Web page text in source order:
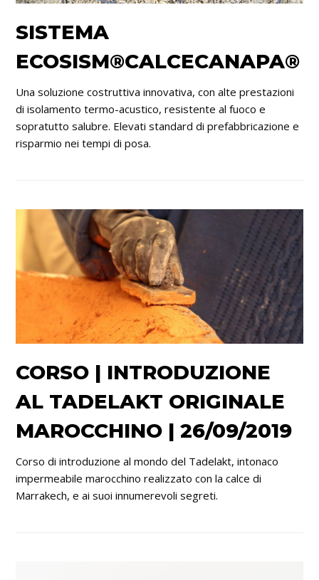
SISTEMA
ECOSISM®CALCECANAPA®
Una soluzione costruttiva innovativa, con alte prestazioni
di isolamento termo-acustico, resistente al fuoco e
sopratutto salubre. Elevati standard di prefabbricazione e
risparmio nei tempi di posa.
CORSO | INTRODUZIONE
AL TADELAKT ORIGINALE
MAROCCHINO | 26/09/2019
Corso di introduzione al mondo del Tadelakt, intonaco
impermeabile marocchino realizzato con la calce di
Marrakech, e ai suoi innumerevoli segreti.